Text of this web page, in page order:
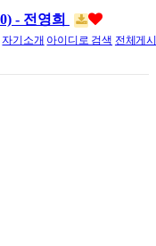
23대 회장인사 (2001. 11~2003. 10) - 전영희
자기소개 아이디로 검색 전체게